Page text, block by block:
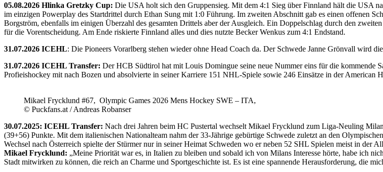
05.08.2026 Hlinka Gretzky Cup: Die USA holt sich den Gruppensieg. Mit dem 4:1 Sieg über Finnland hält die USA
im einzigen Powerplay des Startdrittel durch Ethan Sung mit 1:0 Führung. Im zweiten Abschnitt gab es einen offenen
Borgström, ebenfalls im einigen Überzahl des gesamten Drittels aber der Ausgleich. Ein Doppelschlag durch den
für die Vorentscheidung. Am Ende riskierte Finnland alles und dies nutzte Becker Wenkus zum 4:1 Endstand.
31.07.2026 ICEHL: Die Pioneers Vorarlberg stehen wieder ohne Head Coach da. Der Schwede Janne Grönvall wird
31.07.2026 ICEHL Transfer: Der HCB Südtirol hat mit Louis Domingue seine neue Nummer eins für die kommende
Profieishockey mit nach Bozen und absolvierte in seiner Karriere 151 NHL-Spiele sowie 246 Einsätze in der American
Mikael Frycklund #67, Olympic Games 2026 Mens Hockey SWE – ITA,
© Puckfans.at / Andreas Robanser
30.07.2025: ICEHL Transfer: Nach drei Jahren beim HC Pustertal wechselt Mikael Frycklund zum Liga-Neuling
(39+56) Punkte. Mit dem italienischen Nationalteam nahm der 33-Jährige gebürtige Schwede zuletzt an den
Wechsel nach Österreich spielte der Stürmer nur in seiner Heimat Schweden wo er neben 52 SHL Spielen meist in der
Mikael Frycklund: „Meine Priorität war es, in Italien zu bleiben und sobald ich von Milans Interesse hörte, habe ich
Stadt mitwirken zu können, die reich an Charme und Sportgeschichte ist. Es ist eine spannende Herausforderung, die